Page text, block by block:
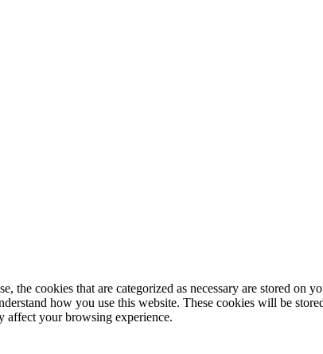
cookies that are categorized as necessary are stored on
how you use this website. These cookies will be
affect your browsing experience.